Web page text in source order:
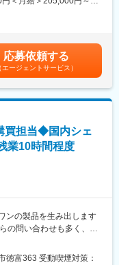
まとめ・原動関連官庁申
提案、５Ｓ、ＨＨＫ）
なり、情報収集や市場開
する幅広い機能のバック
に今後NAGASEグルー
目指しています。また、
ループの理念の下、世界
、選考を通じて上下する
を含めた表記です。
応募依頼する
エージェントサービス）
買担当◆国内シェ
業10時間程度
ンの製品を生み出します
の問い合わせも多く、健
徳富363 受動喫煙対策：